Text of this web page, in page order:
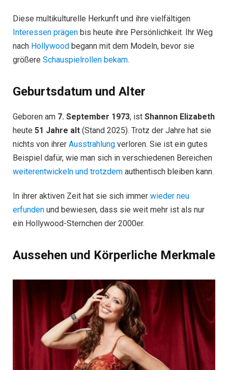
Diese multikulturelle Herkunft und ihre vielfältigen
Interessen prägen bis heute ihre Persönlichkeit. Ihr Weg
nach Hollywood begann mit dem Modeln, bevor sie
größere Schauspielrollen bekam.
Geburtsdatum und Alter
Geboren am 7. September 1973, ist Shannon Elizabeth
heute 51 Jahre alt (Stand 2025). Trotz der Jahre hat sie
nichts von ihrer Ausstrahlung verloren. Sie ist ein gutes
Beispiel dafür, wie man sich in verschiedenen Bereichen
weiterentwickeln und trotzdem authentisch bleiben kann.
In ihrer aktiven Zeit hat sie sich immer wieder neu
erfunden und bewiesen, dass sie weit mehr ist als nur
ein Hollywood-Sternchen der 2000er.
Aussehen und Körperliche Merkmale